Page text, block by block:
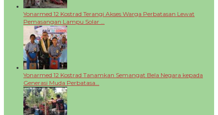
Yonarmed 12 Kostrad Terangi Akses Warga Perbatasan Lewat
Pemasangan Lampu Solar …
Yonarmed 12 Kostrad Tanamkan Semangat Bela Negara kepada
Generasi Muda Perbatasa…